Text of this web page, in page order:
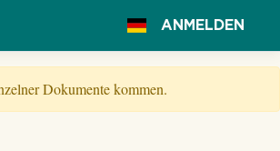
ANMELDEN
Dokumente kommen.